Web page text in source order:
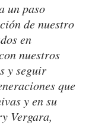
un paso
de nuestro
en
nuestros
y seguir
que
y en su
Vergara,